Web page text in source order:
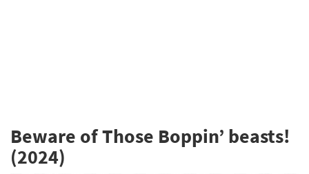
Beware of Those Boppin’ beasts!
(2024)